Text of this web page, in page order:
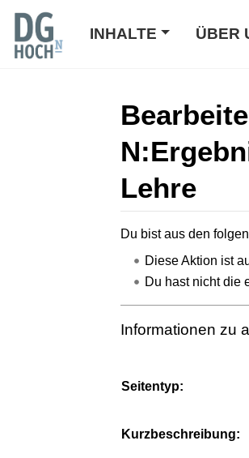
INHALTE ÜBER
Lehre
Wechseln zu:
Du bist aus den
Diese Aktion ist
Du hast nicht die
Informationen zu
Seitentyp:
Kurzbeschreibung: